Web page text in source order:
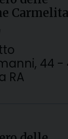
44 -
RA